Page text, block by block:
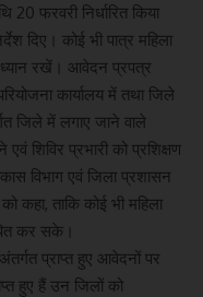
फरवरी निर्धारित किया
दिए। कोई भी पात्र महिला
रखें। आवेदन प्रपत्र
कार्यालय में तथा जिले
जिले में लगाए जाने वाले
शिविर प्रभारी को प्रशिक्षण
विभाग एवं जिला प्रशासन
कहा, ताकि कोई भी महिला
कर सके।
प्राप्त हुए आवेदनों पर
हुए हैं उन जिलों को